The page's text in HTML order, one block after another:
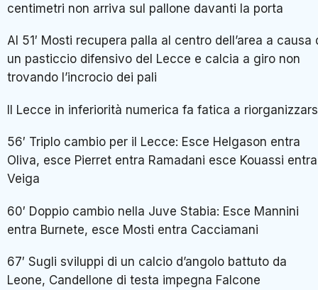
centimetri non arriva sul pallone davanti la porta
Al 51′ Mosti recupera palla al centro dell’area a causa
un pasticcio difensivo del Lecce e calcia a giro non
trovando l’incrocio dei pali
Il Lecce in inferiorità numerica fa fatica a
56′ Triplo cambio per il Lecce: Esce Helgason entra
Oliva, esce Pierret entra Ramadani esce Kouassi entra
Veiga
60′ Doppio cambio nella Juve Stabia: Esce Mannini
entra Burnete, esce Mosti entra Cacciamani
67′ Sugli sviluppi di un calcio d’angolo battuto da
Leone, Candellone di testa impegna Falcone